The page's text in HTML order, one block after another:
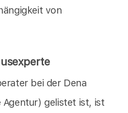
von
bei der Dena
Agentur) gelistet ist, ist